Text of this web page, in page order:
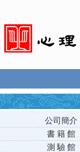
公司簡介
書 籍 館
測 驗 館